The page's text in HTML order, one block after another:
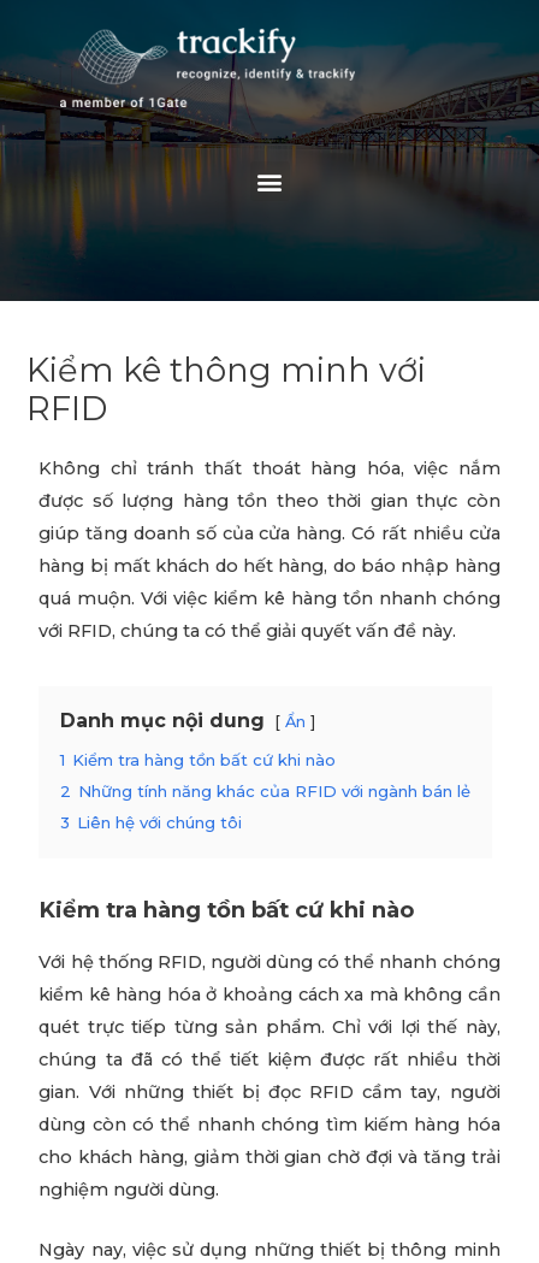
content
Menu
Kiểm kê thông minh với
RFID
Không chỉ tránh thất thoát hàng hóa, việc nắm
được số lượng hàng tồn theo thời gian thực còn
giúp tăng doanh số của cửa hàng. Có rất nhiều cửa
hàng bị mất khách do hết hàng, do báo nhập hàng
quá muộn. Với việc kiểm kê hàng tồn nhanh chóng
với RFID, chúng ta có thể giải quyết vấn đề này.
Danh mục nội dung Ẩn
1 Kiểm tra hàng tồn bất cứ khi nào
2 Những tính năng khác của RFID với ngành bán lẻ
3 Liên hệ với chúng tôi
Kiểm tra hàng tồn bất cứ khi nào
Với hệ thống RFID, người dùng có thể nhanh chóng
kiểm kê hàng hóa ở khoảng cách xa mà không cần
quét trực tiếp từng sản phẩm. Chỉ với lợi thế này,
chúng ta đã có thể tiết kiệm được rất nhiều thời
gian. Với những thiết bị đọc RFID cầm tay, người
dùng còn có thể nhanh chóng tìm kiếm hàng hóa
cho khách hàng, giảm thời gian chờ đợi và tăng trải
nghiệm người dùng.
Ngày nay, việc sử dụng những thiết bị thông minh